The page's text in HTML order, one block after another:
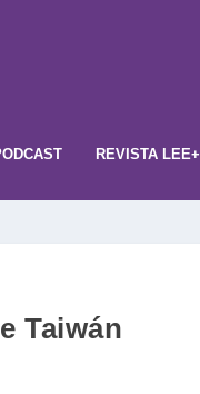
REVISTA LEE+
Taiwán